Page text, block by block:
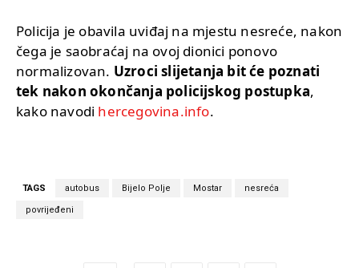
Policija je obavila uviđaj na mjestu nesreće, nakon
čega je saobraćaj na ovoj dionici ponovo
normalizovan. Uzroci slijetanja bit će poznati
tek nakon okončanja policijskog postupka,
kako navodi hercegovina.info.
TAGS autobus Bijelo Polje Mostar nesreća
povrijeđeni